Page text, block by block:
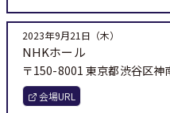
2023年9月21日（木）
NHKホール
〒150-8001 東京都渋谷区神
会場URL